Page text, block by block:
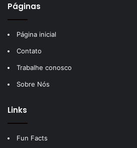
Páginas
Página inicial
Contato
Trabalhe conosco
Sobre Nós
Links
Fun Facts